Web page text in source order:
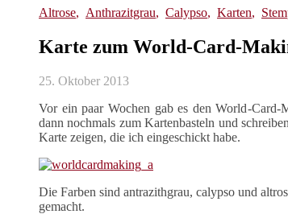
Altrose, Anthrazitgrau, Calypso, Karten,
Karte zum World-Card-
25. Oktober 2013
Vor ein paar Wochen gab es den World-
dann nochmals zum Kartenbasteln und
Karte zeigen, die ich eingeschickt habe.
Die Farben sind antrazithgrau, calypso und
gemacht.